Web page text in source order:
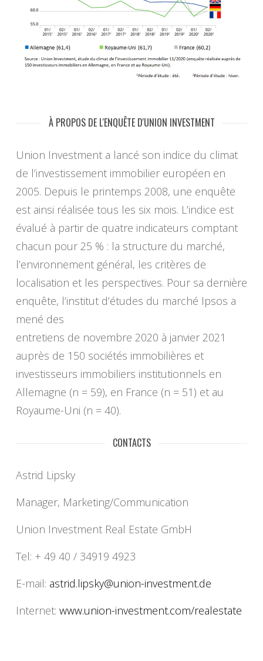
À PROPOS DE L'ENQUÊTE D'UNION INVESTMENT
Union Investment a lancé son indice du climat
de l’investissement immobilier européen en
2005. Depuis le printemps 2008, une enquête
est ainsi réalisée tous les six mois. L’indice est
évalué à partir de quatre indicateurs comptant
chacun pour 25 % : la structure du marché,
l’environnement général, les critères de
localisation et les perspectives. Pour sa dernière
enquête, l’institut d’études du marché Ipsos a
mené des
entretiens de novembre 2020 à janvier 2021
auprès de 150 sociétés immobilières et
investisseurs immobiliers institutionnels en
Allemagne (n = 59), en France (n = 51) et au
Royaume-Uni (n = 40).
CONTACTS
Astrid Lipsky
Manager, Marketing/Communication
Union Investment Real Estate GmbH
Tel: + 49 40 / 34919 4923
E-mail: astrid.lipsky@union-investment.de
Internet: www.union-investment.com/realestate